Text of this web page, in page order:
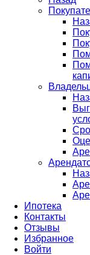
Ипотека
Контакты
Отзывы
Избранное
Войти